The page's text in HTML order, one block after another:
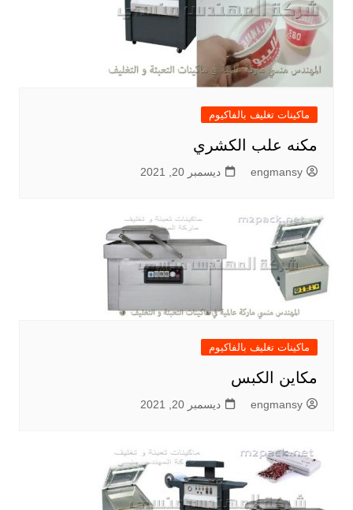
ماكينات تغليف بالفاكيوم
مكنه علب الكشري
engmansy ديسمبر 20, 2021
ماكينات تغليف بالفاكيوم
مكاين الكبس
engmansy ديسمبر 20, 2021